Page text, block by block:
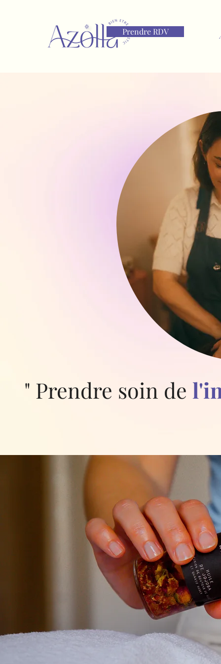
Prendre RDV
" Prendre soin de